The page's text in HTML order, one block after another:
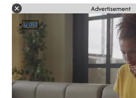
Advertisement